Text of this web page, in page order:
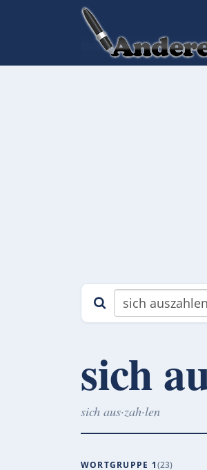
sich
sich aus·zah·len
WORTGRUPPE 1 23